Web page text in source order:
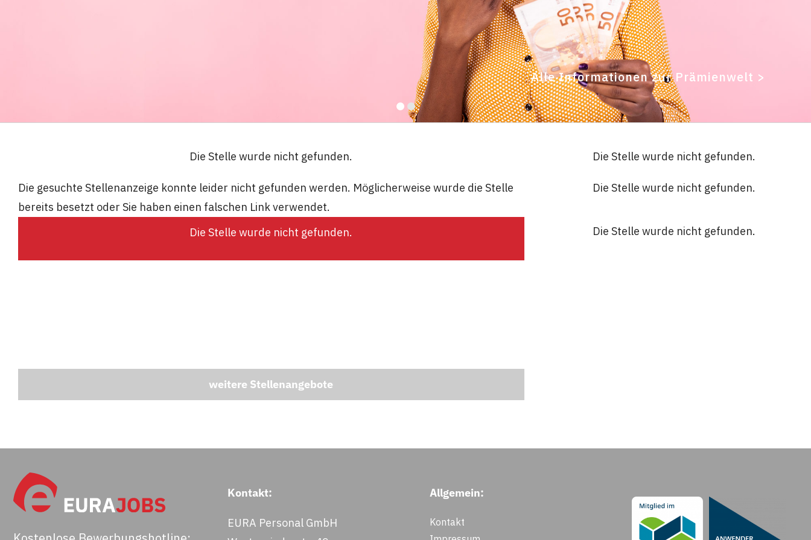
Alle Informationen zur Prämienwelt >
Die Stelle wurde nicht gefunden.
Die gesuchte Stellenanzeige konnte leider nicht gefunden werden. Möglicherweise wurde die Stelle
bereits besetzt oder Sie haben einen falschen Link verwendet.
Die Stelle wurde nicht gefunden.
Die Stelle wurde nicht gefunden.
Die Stelle wurde nicht gefunden.
Die Stelle wurde nicht gefunden.
weitere Stellenangebote
Kontakt:
EURA Personal GmbH
Allgemein:
Kontakt